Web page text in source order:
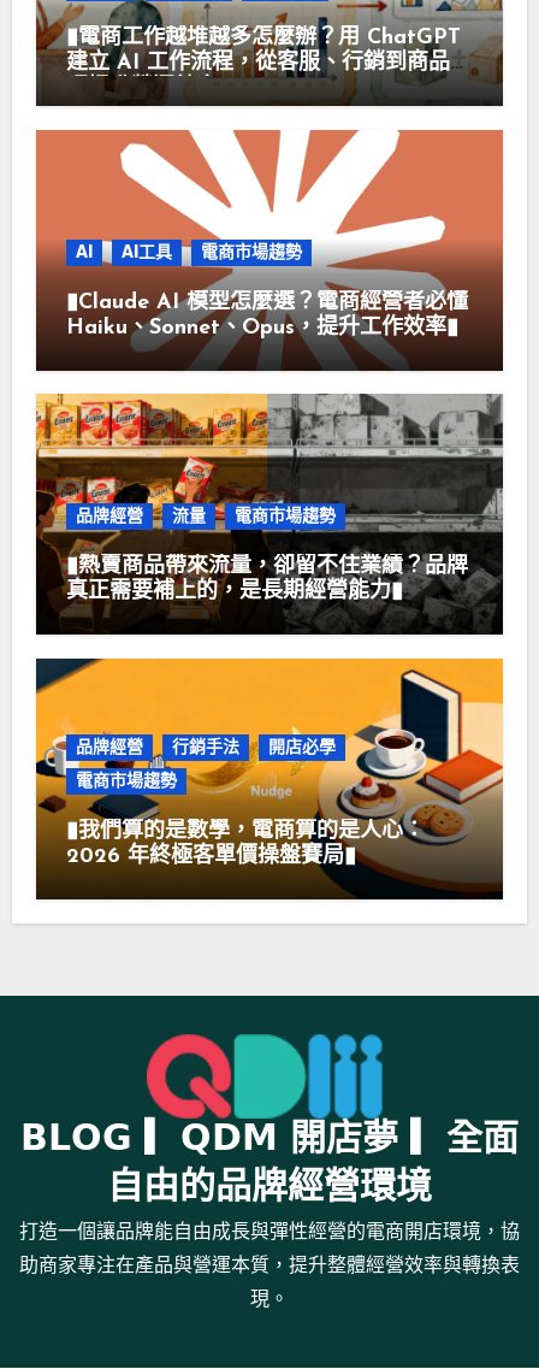
▮電商工作越堆越多怎麼辦？用 ChatGPT
建立 AI 工作流程，從客服、行銷到商品管
理提升營運效率▮
AI AI工具 電商市場趨勢
▮Claude AI 模型怎麼選？電商經營者必懂
Haiku、Sonnet、Opus，提升工作效率▮
品牌經營 流量 電商市場趨勢
▮熱賣商品帶來流量，卻留不住業績？品牌
真正需要補上的，是長期經營能力▮
品牌經營 行銷手法
開店必學
電商市場趨勢
▮我們算的是數學，電商算的是人心：
2026 年終極客單價操盤賽局▮
𝗕𝗟𝗢𝗚 ▎𝗤𝗗𝗠 開店夢 ▎全面
自由的品牌經營環境
打造一個讓品牌能自由成長與彈性經營的電商開店環境，協
助商家專注在產品與營運本質，提升整體經營效率與轉換表
現。